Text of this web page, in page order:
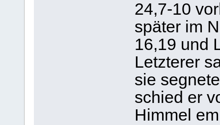
24,7-10
später im
16,19 und
Letzterer
sie
schied er
Himmel